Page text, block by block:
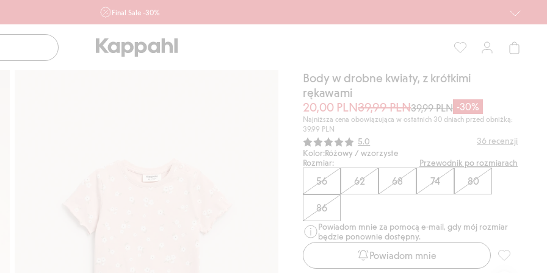
Final Sale -30%
ofertę, również z działu outlet do 10.8 w sklepach Kappahl i
Newbie oraz na kappahl.com. Ofert nie łączymy
Body w drobne kwiaty, z krótkimi
rękawami
20,00 PLN39,99 PLN39,99 PLN -30%
Najniższa cena obowiązująca w ostatnich 30 dniach przed obniżką:
39,99 PLN
Średnia ocena:
5.0 36 recenzji
Kolor:Różowy / wzorzyste
Rozmiar:
Przewodnik po rozmiarach
56 62 68 74 80
86
Powiadom mnie za pomocą e-mail, gdy mój rozmiar
będzie ponownie dostępny.
Powiadom mnie